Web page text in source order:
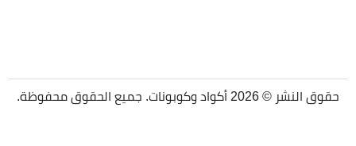
حقوق النشر © 2026 أكواد وكوبونات. جميع الحقوق محفوظة.